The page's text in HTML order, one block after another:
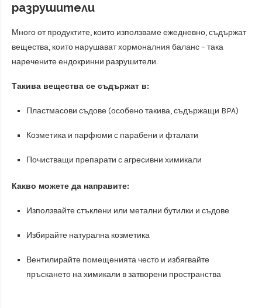
разрушители
Много от продуктите, които използваме ежедневно, съдържат
вещества, които нарушават хормоналния баланс – така
наречените ендокринни разрушители.
Такива вещества се съдържат в:
Пластмасови съдове (особено такива, съдържащи BPA)
Козметика и парфюми с парабени и фталати
Почистващи препарати с агресивни химикали
Какво можете да направите:
Използвайте стъклени или метални бутилки и съдове
Избирайте натурална козметика
Вентилирайте помещенията често и избягвайте
пръскането на химикали в затворени пространства